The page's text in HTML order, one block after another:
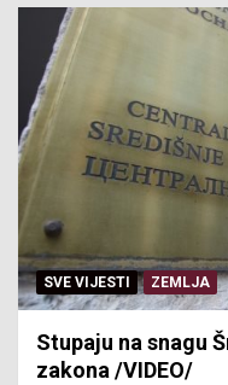
SVE VIJESTI ZEMLJA
Stupaju na snagu
zakona /VIDEO/